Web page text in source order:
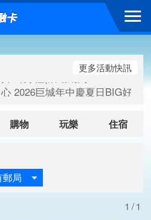
郵好禮(活動期間：115/08/07-
第2波 刷卡郵好禮(活動期間：
郵好禮(活動期間：115/08/07-
2026巨城年中慶夏日BIG好刷(
更多活動快訊
購物 玩樂 住宿
郵局
1/1